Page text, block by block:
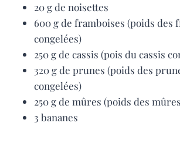
20 g de noisettes
600 g de framboises (poids des
congelées)
250 g de cassis (pois du cassis
320 g de prunes (poids des
congelées)
250 g de mûres (poids des
3 bananes